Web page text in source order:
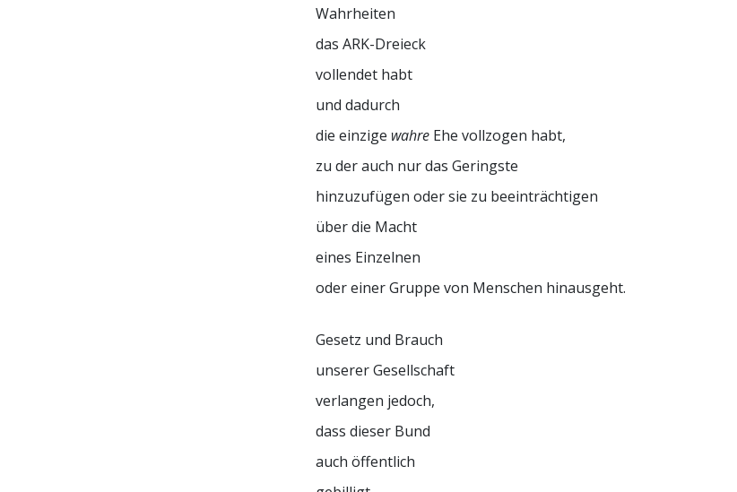
Wahrheiten
das ARK-Dreieck
vollendet habt
und dadurch
die einzige wahre Ehe vollzogen habt,
zu der auch nur das Geringste
hinzuzufügen oder sie zu beeinträchtigen
über die Macht
eines Einzelnen
oder einer Gruppe von Menschen hinausgeht.
Gesetz und Brauch
unserer Gesellschaft
verlangen jedoch,
dass dieser Bund
auch öffentlich